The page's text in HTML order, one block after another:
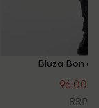
Bluza Bon a
96.00
RRP: